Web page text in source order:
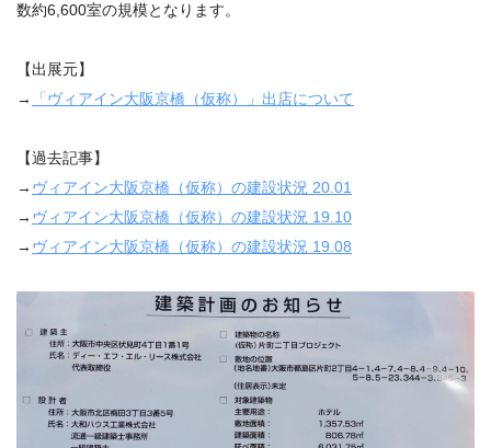
数約6,600室の規模となります。
【出展元】
→
「ヴィアイン大阪京橋（仮称）」出店について
【過去記事】
→ ヴィアイン大阪京橋（仮称）の建設状況 20.01
→ ヴィアイン大阪京橋（仮称）の建設状況 19.10
→ ヴィアイン大阪京橋（仮称）の建設状況 19.08